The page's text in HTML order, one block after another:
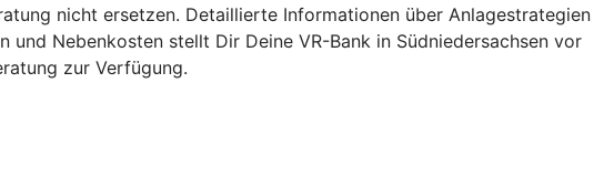
nicht ersetzen. Detaillierte Informationen über Anlagestrategien
Nebenkosten stellt Dir Deine VR-Bank in Südniedersachsen vor
zur Verfügung.